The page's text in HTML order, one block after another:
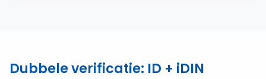
Dubbele verificatie: ID + iDIN